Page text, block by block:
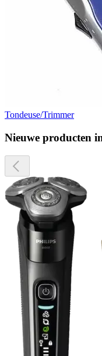
Tondeuse/Trimmer
Nieuwe producten